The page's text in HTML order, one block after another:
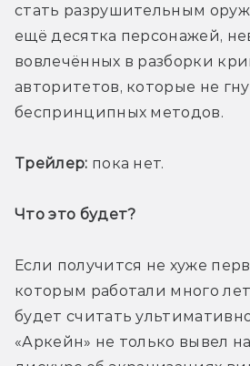
стать разрушительным
ещё десятка персонажей,
вовлечённых в разборки
авторитетов, которые не
беспринципных методов.
Трейлер: пока нет.
Что это будет?
Если получится не хуже
которым работали много
будет считать
«Аркейн» не только вывел